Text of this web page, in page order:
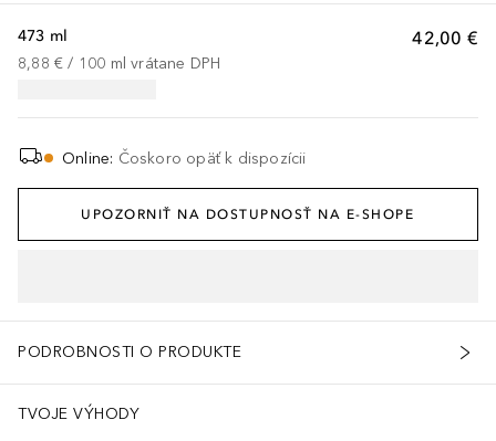
42,00 €
473 ml
8,88 € / 100 ml vrátane DPH
Online: Čoskoro opäť k dispozícii
UPOZORNIŤ NA DOSTUPNOSŤ NA E-SHOPE
PODROBNOSTI O PRODUKTE
TVOJE VÝHODY